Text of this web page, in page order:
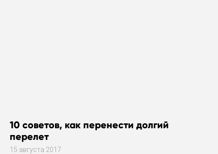
10 советов, как перенести долгий
перелет
15 августа 2017